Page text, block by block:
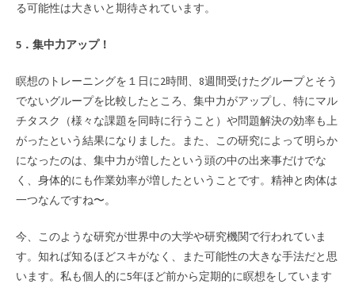
る可能性は大きいと期待されています。
5．集中力アップ！
瞑想のトレーニングを１日に2時間、8週間受けたグループとそう
でないグループを比較したところ、集中力がアップし、特にマル
チタスク（様々な課題を同時に行うこと）や問題解決の効率も上
がったという結果になりました。また、この研究によって明らか
になったのは、集中力が増したという頭の中の出来事だけでな
く、身体的にも作業効率が増したということです。精神と肉体は
一つなんですね〜。
今、このような研究が世界中の大学や研究機関で行われていま
す。知れば知るほどスキがなく、また可能性の大きな手法だと思
います。私も個人的に5年ほど前から定期的に瞑想をしています